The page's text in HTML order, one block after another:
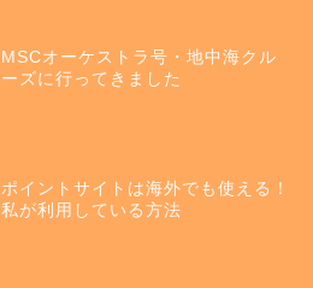
MSCオーケストラ号・地中海クル
ーズに行ってきました
ポイントサイトは海外でも使える！
私が利用している方法